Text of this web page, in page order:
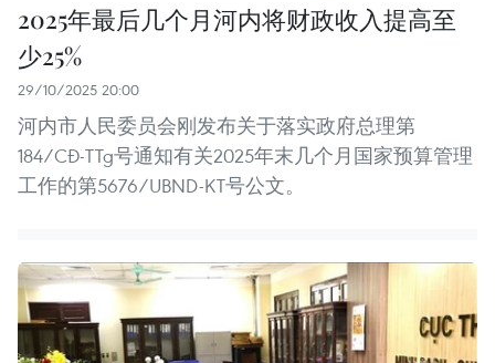
2025年最后几个月河内将财政收入提高至
少25%
29/10/2025 20:00
河内市人民委员会刚发布关于落实政府总理第
184/CĐ-TTg号通知有关2025年末几个月国家预算管理
工作的第5676/UBND-KT号公文。